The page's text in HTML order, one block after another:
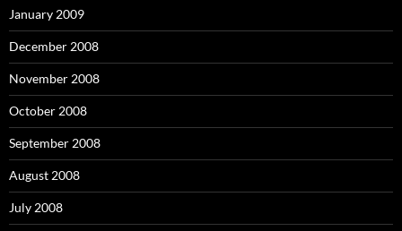
January 2009
December 2008
November 2008
October 2008
September 2008
August 2008
July 2008